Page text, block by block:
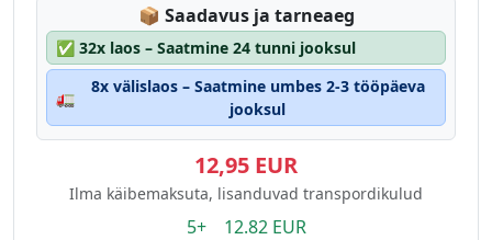
📦 Lagerstatus:
Saadavus ja tarneaeg
✅ 32x laos – Saatmine 24 tunni jooksul
🚛
8x välislaos – Saatmine umbes 2-3 tööpäeva
jooksul
12,95 EUR
Ilma käibemaksuta, lisanduvad transpordikulud
5+ 12.82 EUR